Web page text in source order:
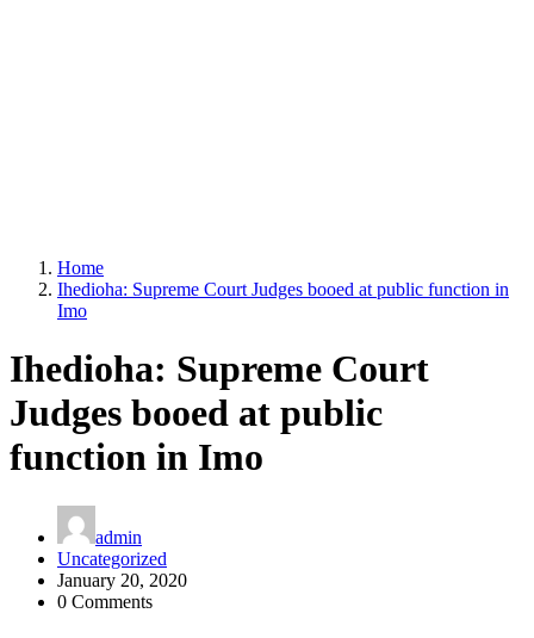
Home
Ihedioha: Supreme Court Judges booed at public function in
Imo
Ihedioha: Supreme Court
Judges booed at public
function in Imo
admin
Uncategorized
January 20, 2020
0 Comments